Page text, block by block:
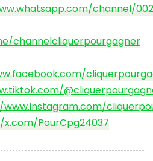
channel/
channelcliquerpourgagner
PourCpg24037